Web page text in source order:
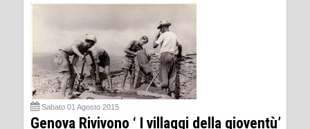
Sabato 01 Agosto 2015
Genova Rivivono ‘ I villaggi della gioventù’